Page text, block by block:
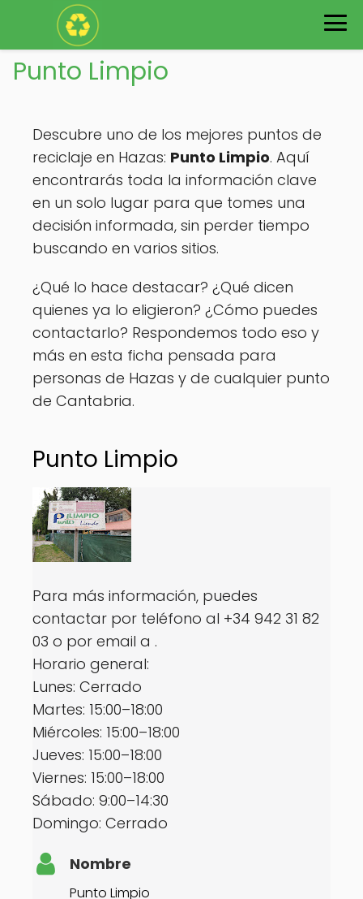
Punto Limpio
Descubre uno de los mejores puntos de
reciclaje en Hazas: Punto Limpio. Aquí
encontrarás toda la información clave
en un solo lugar para que tomes una
decisión informada, sin perder tiempo
buscando en varios sitios.
¿Qué lo hace destacar? ¿Qué dicen
quienes ya lo eligieron? ¿Cómo puedes
contactarlo? Respondemos todo eso y
más en esta ficha pensada para
personas de Hazas y de cualquier punto
de Cantabria.
Punto Limpio
Para más información, puedes
contactar por teléfono al +34 942 31 82
03 o por email a .
Horario general:
Lunes: Cerrado
Martes: 15:00–18:00
Miércoles: 15:00–18:00
Jueves: 15:00–18:00
Viernes: 15:00–18:00
Sábado: 9:00–14:30
Domingo: Cerrado
Nombre
Punto Limpio